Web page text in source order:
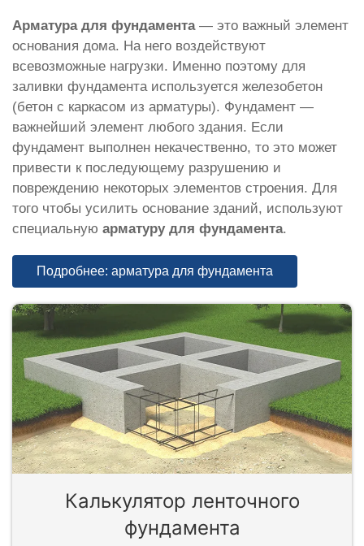
Арматура для фундамента— это важный элемент
основания дома. На него воздействуют
всевозможные нагрузки. Именно поэтому для
заливки фундамента используется железобетон
(бетон с каркасом из арматуры). Фундамент —
важнейший элемент любого здания. Если
фундамент выполнен некачественно, то это может
привести к последующему разрушению и
повреждению некоторых элементов строения. Для
того чтобы усилить основание зданий, используют
специальную арматуру для фундамента.
Подробнее: арматура для фундамента
Калькулятор ленточного
фундамента